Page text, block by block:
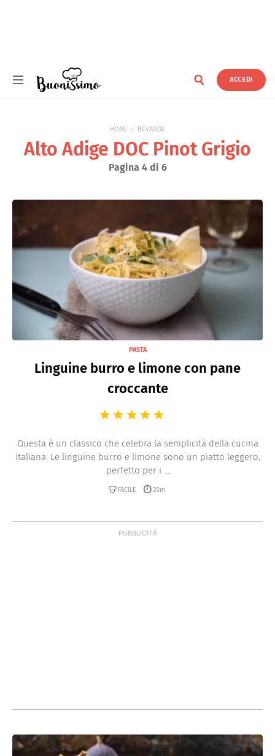
ACCEDI
HOME BEVANDE
Alto Adige DOC Pinot Grigio
Pagina 4 di 6
PASTA
Linguine burro e limone con pane
croccante
Questa è un classico che celebra la semplicità della cucina
italiana. Le linguine burro e limone sono un piatto leggero,
perfetto per i ...
FACILE 20m